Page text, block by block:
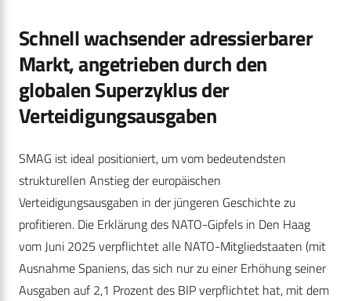
Schnell wachsender adressierbarer
Markt, angetrieben durch den
globalen Superzyklus der
Verteidigungsausgaben
SMAG ist ideal positioniert, um vom bedeutendsten
strukturellen Anstieg der europäischen
Verteidigungsausgaben in der jüngeren Geschichte zu
profitieren. Die Erklärung des NATO-Gipfels in Den Haag
vom Juni 2025 verpflichtet alle NATO-Mitgliedstaaten (mit
Ausnahme Spaniens, das sich nur zu einer Erhöhung seiner
Ausgaben auf 2,1 Prozent des BIP verpflichtet hat, mit dem